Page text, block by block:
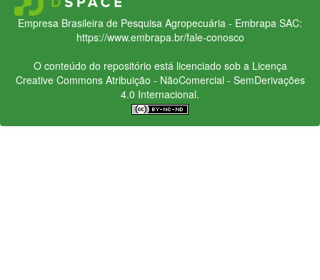
Empresa Brasileira de Pesquisa Agropecuária - Embrapa SAC:
https://www.embrapa.br/fale-conosco
O conteúdo do repositório está licenciado sob a Licença
Creative CommonsAtribuição - NãoComercial - SemDerivações
4.0 Internacional.